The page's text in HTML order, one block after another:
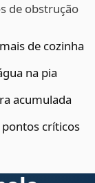
de obstrução
de cozinha
na pia
acumulada
críticos